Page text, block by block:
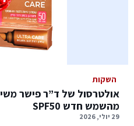
השקות
אולטרסול של ד”ר פישר
מהשמש חדש SPF50
29 יולי, 2026